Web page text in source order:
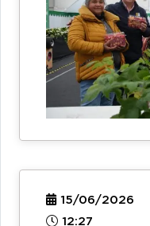
15/06/2026
12:27